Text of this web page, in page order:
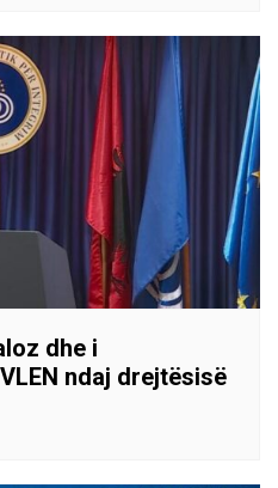
dhe i
ndaj drejtësisë